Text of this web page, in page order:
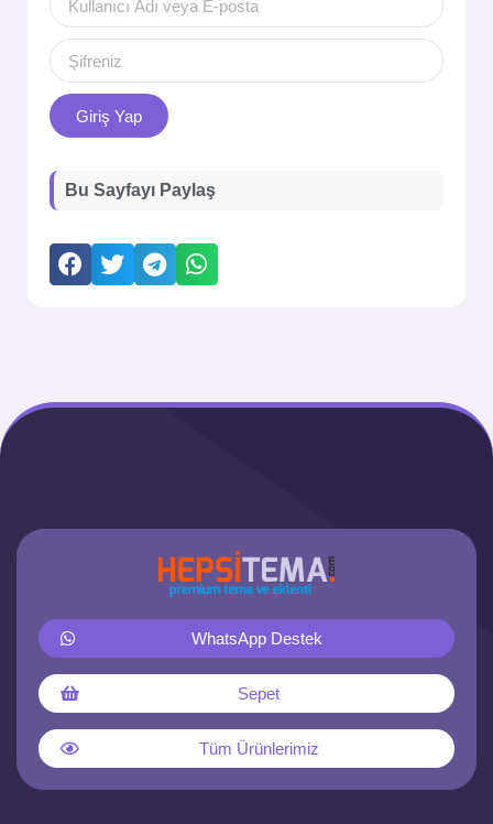
Giriş Yap
Bu Sayfayı Paylaş
WhatsApp Destek
Sepet
Tüm Ürünlerimiz